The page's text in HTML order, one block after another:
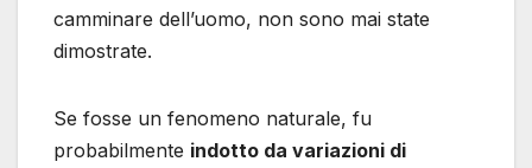
camminare dell’uomo, non sono mai state
dimostrate.
Se fosse un fenomeno naturale, fu
probabilmente indotto da variazioni di